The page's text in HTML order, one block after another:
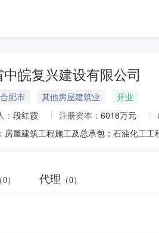
中皖复兴建设有限公司
肥市 其他房屋建筑业
开业
段红霞 注册资本： 6018万元
0） 代理 （0）